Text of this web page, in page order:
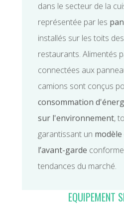
dans le secteur de la
représentée par les
installés sur les toits
restaurants. Alimentés
connectées aux
camions sont conçus
consommation
sur l'environnement,
garantissant un
l’avant-garde
tendances du marché.
EQUIPEMENT